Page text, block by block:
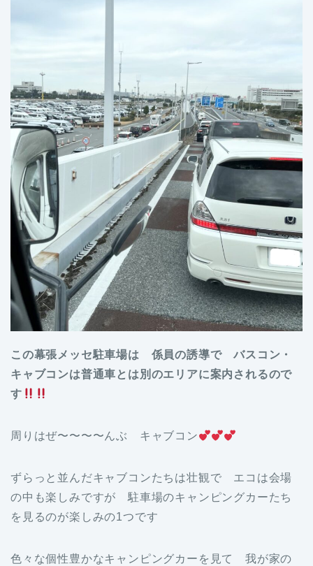
この幕張メッセ駐車場は 係員の誘導で バスコン・
キャブコンは普通車とは別のエリアに案内されるので
す
周りはぜ〜〜〜〜んぶ キャブコン
ずらっと並んだキャブコンたちは壮観で エコは会場
の中も楽しみですが 駐車場のキャンピングカーたち
を見るのが楽しみの1つです
色々な個性豊かなキャンピングカーを見て 我が家の